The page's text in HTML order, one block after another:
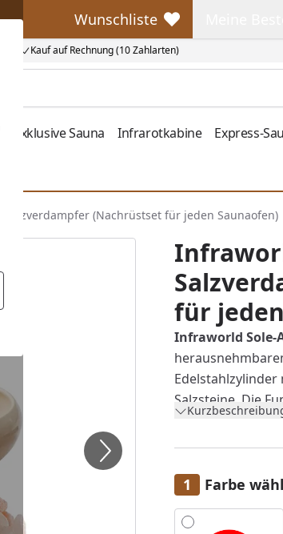
Kauf auf Rechnung (10 Zahlarten)
Wunschliste
Wunschliste
Exklusive Sauna Infrarotkabine Express-
Salzverdampfer (Nachrüstset für jeden Saunaofen)
für
Infraworld Sole-
Salzsteine. Die
wirdhiererklärt.
entstehende
und geben
Farbe
Alle anzeigen (2)